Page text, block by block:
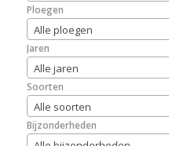
Ploegen
Alle ploegen
Jaren
Alle jaren
Soorten
Alle soorten
Bijzonderheden